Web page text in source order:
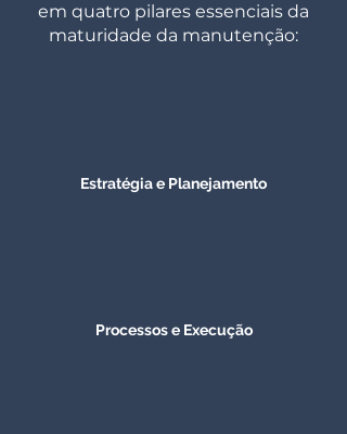
em quatro pilares essenciais da
maturidade da manutenção:
Estratégia e Planejamento
Processos e Execução